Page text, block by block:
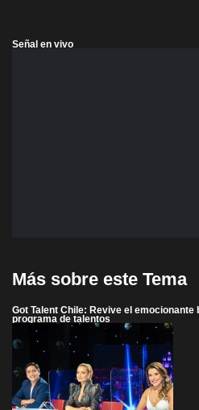
Señal en vivo
Más sobre este Tema
Got Talent Chile: Revive el
programa de talentos